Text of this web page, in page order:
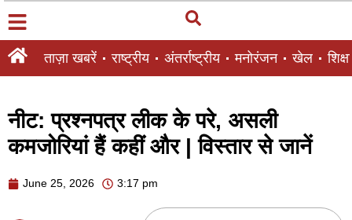
ताज़ा खबरें राष्ट्रीय अंतर्राष्ट्रीय मनोरंजन खेल शिक्षा
नीट: प्रश्नपत्र लीक के परे, असली
कमजोरियां हैं कहीं और | विस्तार से जानें
June 25, 2026 3:17 pm